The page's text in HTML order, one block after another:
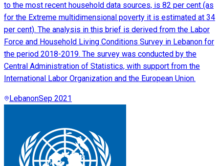
to the most recent household data sources, is 82 per cent (as
for the Extreme multidimensional poverty it is estimated at 34
per cent). The analysis in this brief is derived from the Labor
Force and Household Living Conditions Survey in Lebanon for
the period 2018-2019. The survey was conducted by the
Central Administration of Statistics, with support from the
International Labor Organization and the European Union.
LebanonSep 2021